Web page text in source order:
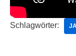
Schlagwörter: